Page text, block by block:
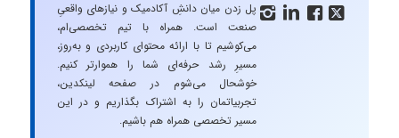
   
پل زدن میان دانشِ آکادمیک و نیازهای واقعیِ
صنعت است. همراه با تیم تخصصی‌ام،
می‌کوشیم تا با ارائه محتوای کاربردی و به‌روز،
مسیرِ رشد حرفه‌ای شما را هموارتر کنیم.
خوشحال می‌شوم در صفحه لینکدین،
تجربیاتمان را به اشتراک بگذاریم و در این
مسیر تخصصی همراه هم باشیم.